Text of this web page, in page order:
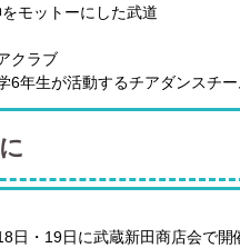
モットーにした武道
クラブ
6年生が活動するチアダンスチー
日・19日に武蔵新田商店会で